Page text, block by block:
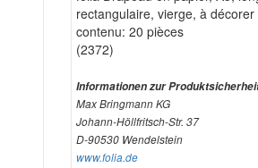
rectangulaire, vierge, à
contenu: 20 pièces
(2372)
Informationen zur
Max Bringmann KG
Johann-Höllfritsch-Str. 37
D-90530 Wendelstein
www.folia.de